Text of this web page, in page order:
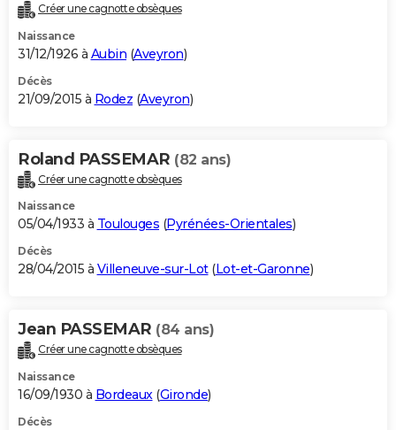
Créer une cagnotte obsèques
Naissance
31/12/1926 à Aubin (Aveyron)
Décès
21/09/2015 à Rodez (Aveyron)
Roland PASSEMAR (82 ans)
Créer une cagnotte obsèques
Naissance
05/04/1933 à Toulouges (Pyrénées-Orientales)
Décès
28/04/2015 à Villeneuve-sur-Lot(Lot-et-Garonne)
Jean PASSEMAR (84 ans)
Créer une cagnotte obsèques
Naissance
16/09/1930 à Bordeaux(Gironde)
Décès